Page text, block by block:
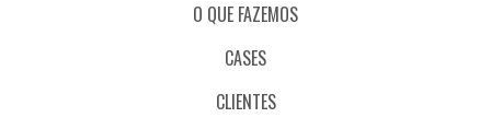
O QUE FAZEMOS
CASES
CLIENTES